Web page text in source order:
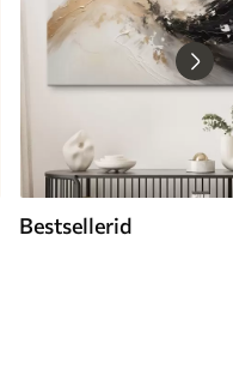
Bestsellerid